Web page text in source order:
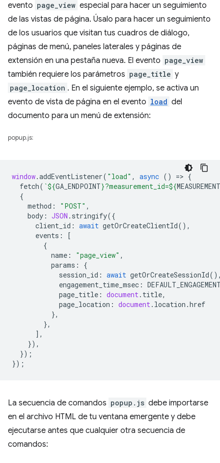
evento page_view especial para hacer un seguimiento
de las vistas de página. Úsalo para hacer un seguimiento
de los usuarios que visitan tus cuadros de diálogo,
páginas de menú, paneles laterales y páginas de
extensión en una pestaña nueva. El evento page_view
también requiere los parámetros page_title y
page_location . En el siguiente ejemplo, se activa un
evento de vista de página en el evento load del
documento para un menú de extensión:
popup.js:
window.addEventListener( "load" , async () => {
fetch( `${GA_ENDPOINT}?measurement_id=${
{
method : "POST" ,
body : JSON . stringify({
client_id : await getOrCreateClientId(),
events :
[
{
name : "page_view" ,
params :
{
session_id : await getOrCreateSessionId
engagement_time_msec :
page_title : document. title,
page_location : document. location .href
},
},
],
}),
});
});
La secuencia de comandos popup.js debe importarse
en el archivo HTML de tu ventana emergente y debe
ejecutarse antes que cualquier otra secuencia de
comandos: